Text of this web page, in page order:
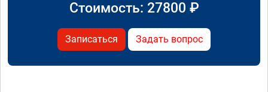
Стоимость: 27800 ₽
Записаться Задать вопрос